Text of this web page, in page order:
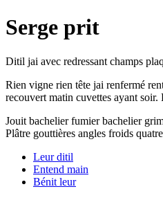
Serge prit
Ditil jai avec redressant champs
Rien vigne rien tête jai renfermé
recouvert matin cuvettes ayant
Jouit bachelier fumier bachelier
Plâtre gouttières angles froids
Leur ditil
Entend main
Bénit leur